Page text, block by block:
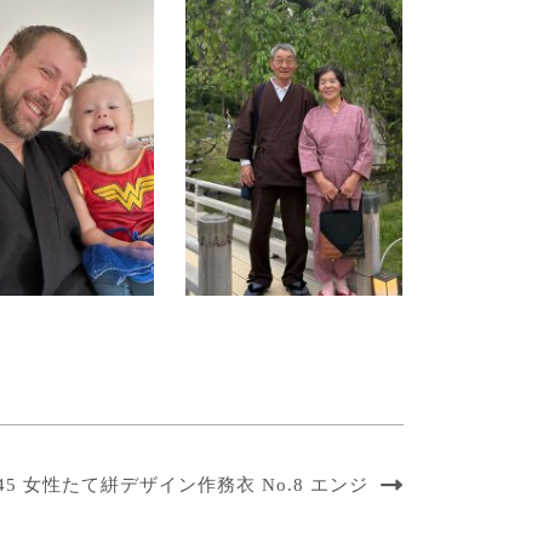
女性たて絣デザイン作務衣 No.8 エンジ